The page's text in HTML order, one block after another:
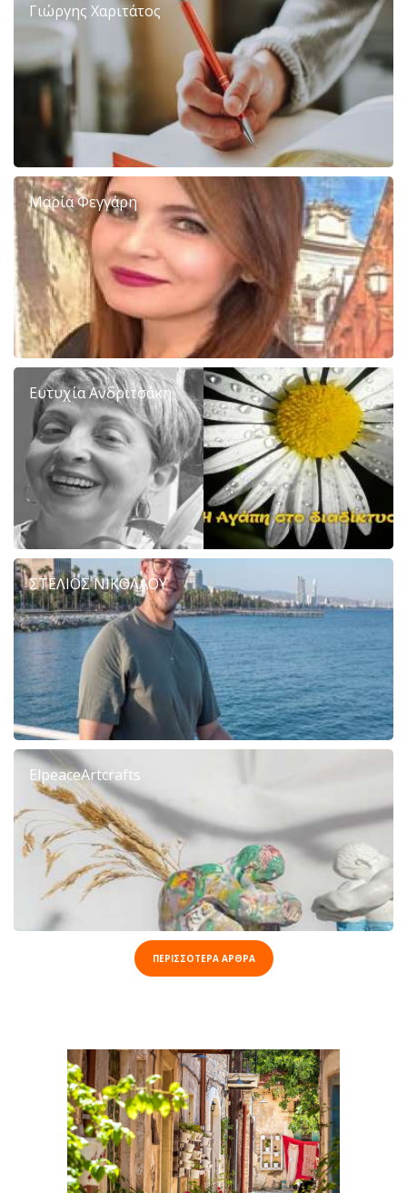
Γιώργης Χαριτάτος
Μαρία Φεγγάρη
Ευτυχία Ανδριτσάκη
ΣΤΕΛΙΟΣ ΝΙΚΟΛΑΟΥ
ElpeaceArtcrafts
ΠΕΡΙΣΣΟΤΕΡΑ ΑΡΘΡΑ